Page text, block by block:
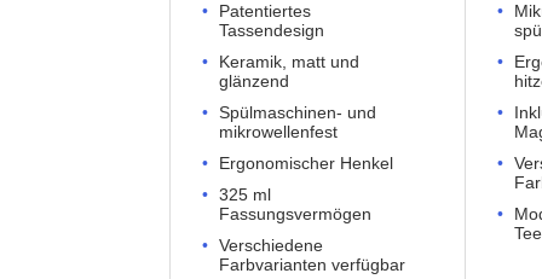
Patentiertes
Tassendesign
Keramik, matt und
glänzend
Spülmaschinen- und
mikrowellenfest
Ergonomischer Henkel
325 ml
Fassungsvermögen
Verschiedene
Farbvarianten verfügbar